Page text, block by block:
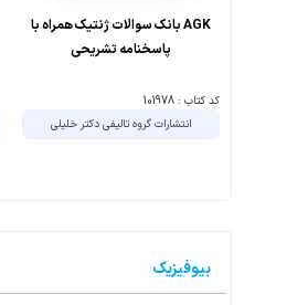
AGK بانک سوالات ژنتیک همراه با
پاسخنامه تشریحی
کد کتاب : 101978
انتشارات گروه تالیفی دکتر خلیلی
بیوفیزیک